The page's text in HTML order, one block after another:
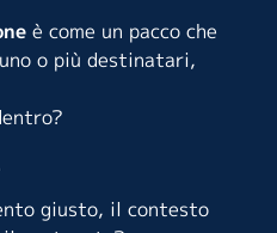
è come un pacco che
o più destinatari,
giusto, il contesto